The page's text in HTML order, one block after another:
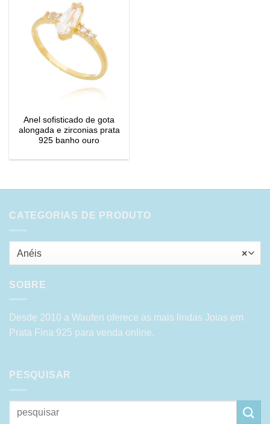
Anel sofisticado de gota
alongada e zirconias prata
925 banho ouro
CATEGORIAS DE PRODUTO
×
Anéis
SOBRE
Desde 2010 a Waufen oferece as mais lindas Joias em
Prata Fina 925 para venda online.
PESQUISAR
Pesquisar
por: